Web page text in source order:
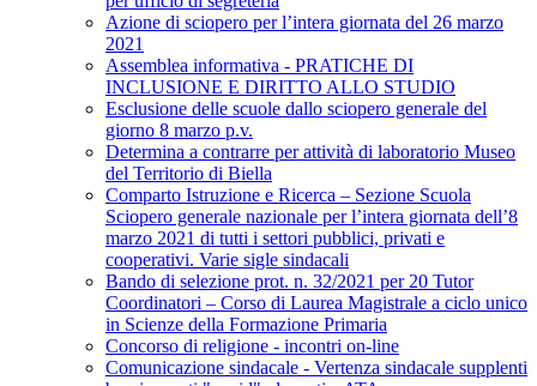
Azione di sciopero per l’intera giornata del 26 marzo
2021
Assemblea informativa - PRATICHE DI
INCLUSIONE E DIRITTO ALLO STUDIO
Esclusione delle scuole dallo sciopero generale del
giorno 8 marzo p.v.
Determina a contrarre per attività di laboratorio Museo
del Territorio di Biella
Comparto Istruzione e Ricerca – Sezione Scuola
Sciopero generale nazionale per l’intera giornata dell’8
marzo 2021 di tutti i settori pubblici, privati e
cooperativi. Varie sigle sindacali
Bando di selezione prot. n. 32/2021 per 20 Tutor
Coordinatori – Corso di Laurea Magistrale a ciclo unico
in Scienze della Formazione Primaria
Concorso di religione - incontri on-line
Comunicazione sindacale - Vertenza sindacale supplenti